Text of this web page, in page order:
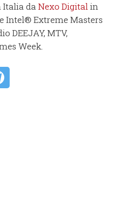
da Nexo Digitalin
Intel® Extreme Masters
DEEJAY, MTV,
Week.